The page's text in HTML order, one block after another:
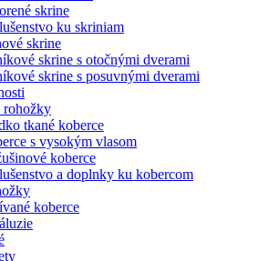
skrine
ku skriniam
skrine
skrine s otočnými dverami
skrine s posuvnými dverami
rohožky
tkané koberce
s vysokým vlasom
koberce
a doplnky ku kobercom
koberce